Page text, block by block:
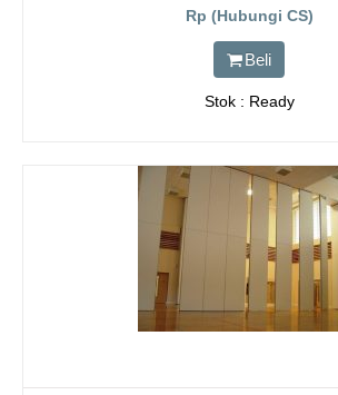
Rp (Hubungi CS)
Beli
Stok : Ready